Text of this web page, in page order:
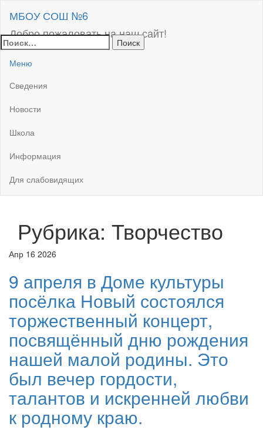
content
МБОУ СОШ №6
Добро пожаловать на наш сайт!
Найти:
Меню
Сведения
Новости
Школа
Информация
Для слабовидящих
Рубрика: Творчество
Апр 16 2026
9 апреля в Доме культуры
посёлка Новый состоялся
торжественный концерт,
посвящённый дню рождения
нашей малой родины. Это
был вечер гордости,
талантов и искренней любви
к родному краю.